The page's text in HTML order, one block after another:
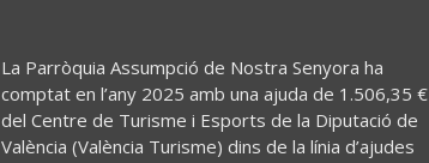
La Parròquia Assumpció de Nostra Senyora ha
comptat en l’any 2025 amb una ajuda de 1.506,35 €
del Centre de Turisme i Esports de la Diputació de
València (València Turisme) dins de la línia d’ajudes